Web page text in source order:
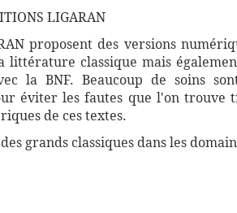
LIGARAN
proposent des versions
littérature classique mais
la BNF. Beaucoup de soins
éviter les fautes que l'on trouve
de ces textes.
grands classiques dans les